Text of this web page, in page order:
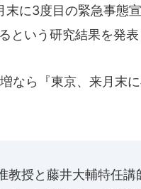
に3度目の緊急事態
という研究結果を発表
なら『東京、来月末
教授と藤井大輔特任講